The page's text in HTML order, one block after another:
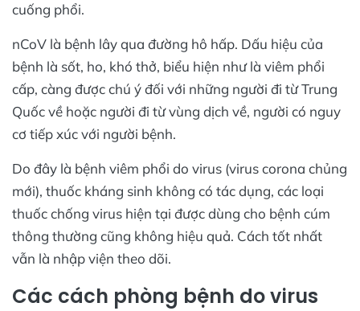
cuống phổi.
nCoV là bệnh lây qua đường hô hấp. Dấu hiệu của
bệnh là sốt, ho, khó thở, biểu hiện như là viêm phổi
cấp, càng được chú ý đối với những người đi từ Trung
Quốc về hoặc người đi từ vùng dịch về, người có nguy
cơ tiếp xúc với người bệnh.
Do đây là bệnh viêm phổi do virus (virus corona chủng
mới), thuốc kháng sinh không có tác dụng, các loại
thuốc chống virus hiện tại được dùng cho bệnh cúm
thông thường cũng không hiệu quả. Cách tốt nhất
vẫn là nhập viện theo dõi.
Các cách phòng bệnh do virus